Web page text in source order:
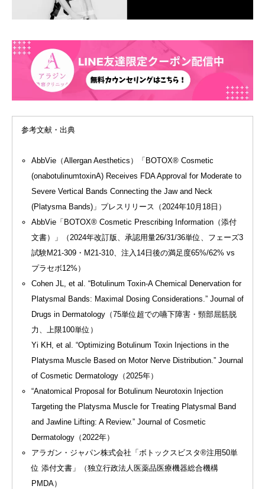
参考文献・出典
AbbVie（Allergan Aesthetics）「BOTOX® Cosmetic
(onabotulinumtoxinA) Receives FDA Approval for Moderate to
Severe Vertical Bands Connecting the Jaw and Neck
(Platysma Bands)」プレスリリース（2024年10月18日）
AbbVie「BOTOX® Cosmetic Prescribing Information（添付
文書）」（2024年改訂版、承認用量26/31/36単位、フェーズ3
試験M21-309・M21-310、注入14日後の満足度65%/62% vs
プラセボ12%）
Cohen JL, et al. “Botulinum Toxin-A Chemical Denervation for
Platysmal Bands: Maximal Dosing Considerations.” Journal of
Drugs in Dermatology（75単位超での嚥下障害・頸部屈筋脱
力、上限100単位）
Yi KH, et al. “Optimizing Botulinum Toxin Injections in the
Platysma Muscle Based on Motor Nerve Distribution.” Journal
of Cosmetic Dermatology（2025年）
“Anatomical Proposal for Botulinum Neurotoxin Injection
Targeting the Platysma Muscle for Treating Platysmal Band
and Jawline Lifting: A Review.” Journal of Cosmetic
Dermatology（2022年）
アラガン・ジャパン株式会社「ボトックスビスタ®注用50単
位 添付文書」（独立行政法人医薬品医療機器総合機構
PMDA）
キャンペーン情報